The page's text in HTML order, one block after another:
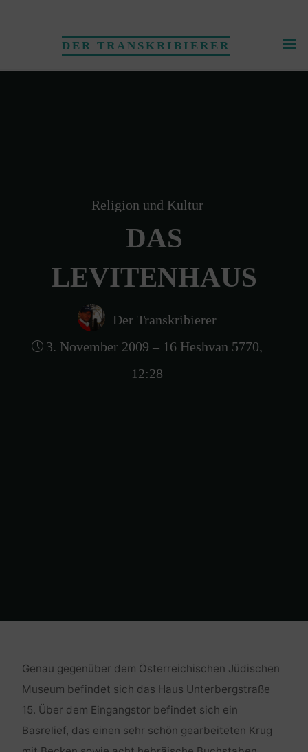
DER TRANSKRIBIERER
Religion und Kultur
DAS
LEVITENHAUS
Der Transkribierer
3. November 2009 – 16 Heshvan 5770,
12:28
Genau gegenüber dem Österreichischen Jüdischen
Museum befindet sich das Haus Unterbergstraße
15. Über dem Eingangstor befindet sich ein
Basrelief, das einen sehr schön gearbeiteten Krug